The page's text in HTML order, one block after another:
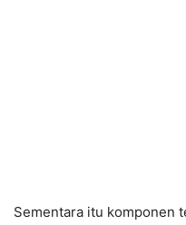
Sementara itu komponen